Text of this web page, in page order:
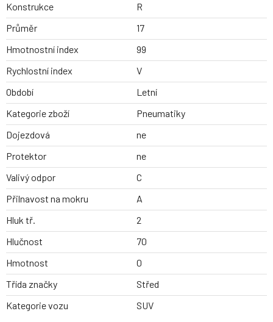
Konstrukce
R
Průměr
17
Hmotnostní index
99
Rychlostní index
V
Období
Letní
Kategorie zboží
Pneumatiky
Dojezdová
ne
Protektor
ne
Valivý odpor
C
Přilnavost na mokru
A
Hluk tř.
2
Hlučnost
70
Hmotnost
0
Třída značky
Střed
Kategorie vozu
SUV